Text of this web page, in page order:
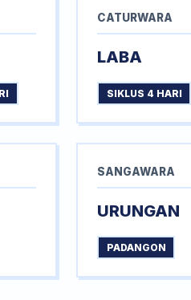
CATURWARA
LABA
SIKLUS 4 HARI
SANGAWARA
URUNGAN
PADANGON